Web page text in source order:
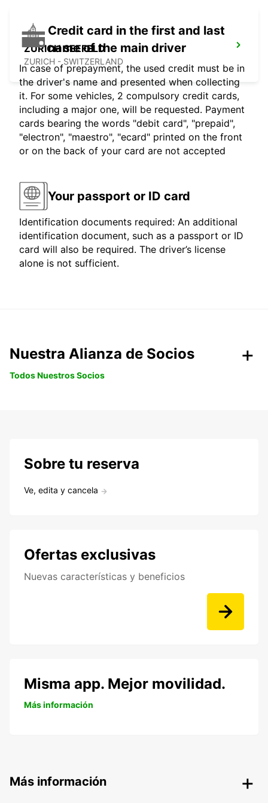
ZURICH SEEFELD
ZURICH - SWITZERLAND
Credit card in the first and last
name of the main driver
In case of prepayment, the used credit must be in
the driver's name and presented when collecting
it. For some vehicles, 2 compulsory credit cards,
including a major one, will be requested. Payment
cards bearing the words "debit card", "prepaid",
"electron", "maestro", "ecard" printed on the front
or on the back of your card are not accepted
Your passport or ID card
Identification documents required: An additional
identification document, such as a passport or ID
card will also be required. The driver’s license
alone is not sufficient.
Nuestra Alianza de Socios
Todos Nuestros Socios
Sobre tu reserva
Ve, edita y cancela
Ofertas exclusivas
Nuevas características y beneficios
Misma app. Mejor movilidad.
Más información
Más información